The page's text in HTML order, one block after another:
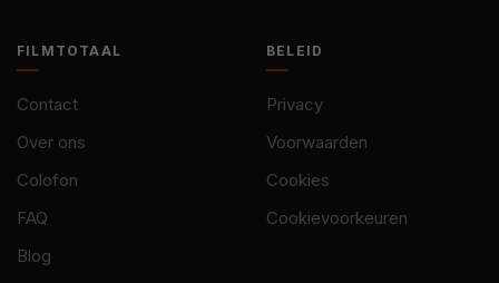
FILMTOTAAL
Contact
Over ons
Colofon
FAQ
Blog
BELEID
Privacy
Voorwaarden
Cookies
Cookievoorkeuren